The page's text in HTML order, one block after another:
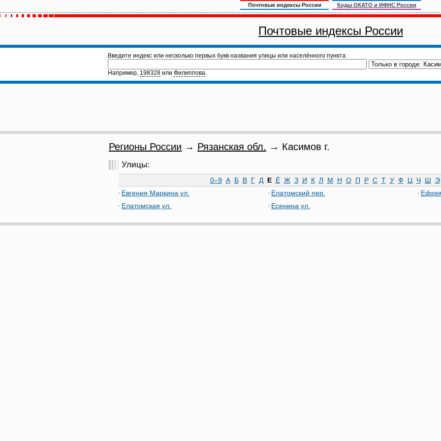
Почтовые индексы России Коды ОКАТО и ИФНС России
Почтовые индексы России
Введите индекс или несколько первых букв названия улицы или населённого пункта:
Например, 198328 или Филиппова.
Регионы России → Рязанская обл. → Касимов г.
Улицы:
0–9 А Б В Г Д Е Ё Ж З И К Л М Н О П Р С Т У Ф Ц Ч Ш Э
Евгения Маркина ул.
Елатомская ул.
Елатомский пер.
Есенина ул.